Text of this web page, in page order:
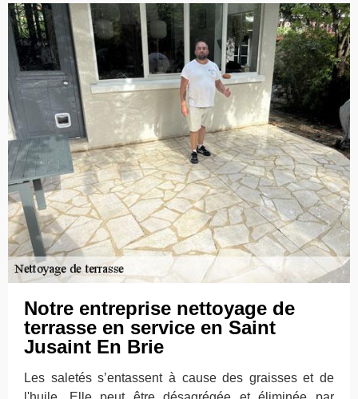
Notre entreprise nettoyage de
terrasse en service en Saint
Jusaint En Brie
Les saletés s’entassent à cause des graisses et de